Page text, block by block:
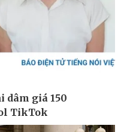
Tin Công nghệ
Trải nghiệm
Chuyển đổi số